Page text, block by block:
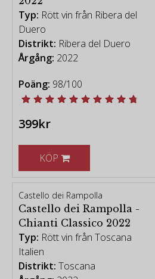
Typ: Rött vin från Ribera del
Duero
Distrikt: Ribera del Duero
Årgång: 2022
Poäng: 98/100
399kr
KÖP
Castello dei Rampolla
Castello dei Rampolla -
Chianti Classico 2022
Typ: Rött vin från Toscana
Italien
Distrikt: Toscana